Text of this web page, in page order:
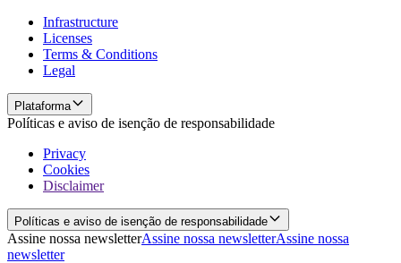
Infrastructure
Licenses
Terms & Conditions
Legal
Plataforma
Políticas e aviso de isenção de responsabilidade
Privacy
Cookies
Disclaimer
Políticas e aviso de isenção de responsabilidade
Assine nossa newsletterAssine nossa newsletterAssine nossa
newsletter